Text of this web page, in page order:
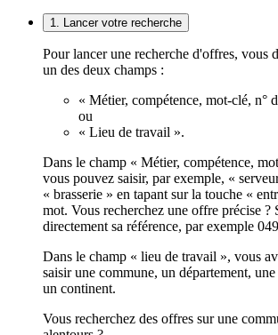
1. Lancer votre recherche
Pour lancer une recherche d'offres, vous
un des deux champs :
« Métier, compétence, mot-clé, n°
ou
« Lieu de travail ».
Dans le champ « Métier, compétence,
vous pouvez saisir, par exemple, «
« brasserie » en tapant sur la touche «
mot. Vous recherchez une offre précise ?
directement sa référence, par exemple
Dans le champ « lieu de travail », vous
saisir une commune, un département,
un continent.
Vous recherchez des offres sur une